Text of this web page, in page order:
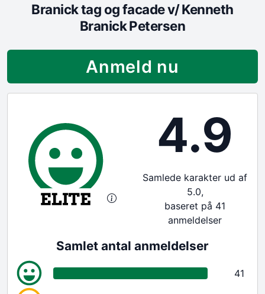
Branick tag og facade v/ Kenneth
Branick Petersen
Anmeld nu
4.9
Samlede karakter ud af
5.0,
baseret på 41
anmeldelser
Samlet antal anmeldelser
41